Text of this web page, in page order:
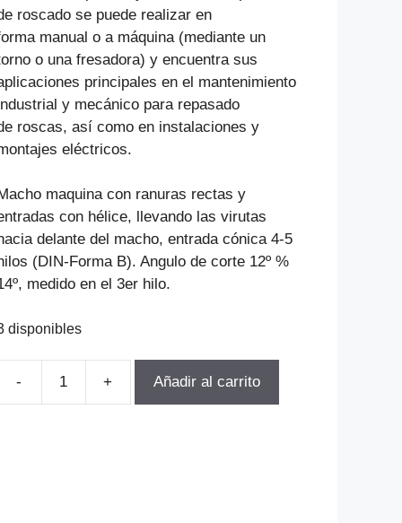
roscado se puede realizar en
manual o a máquina (mediante un
o una fresadora) y encuentra sus
principales en el mantenimiento
y mecánico para repasado
roscas, así como en instalaciones y
eléctricos.
maquina con ranuras rectas y
con hélice, llevando las virutas
delante del macho, entrada cónica 4-5
(DIN-Forma B). Angulo de corte 12º %
medido en el 3er hilo.
disponibles
Añadir al carrito